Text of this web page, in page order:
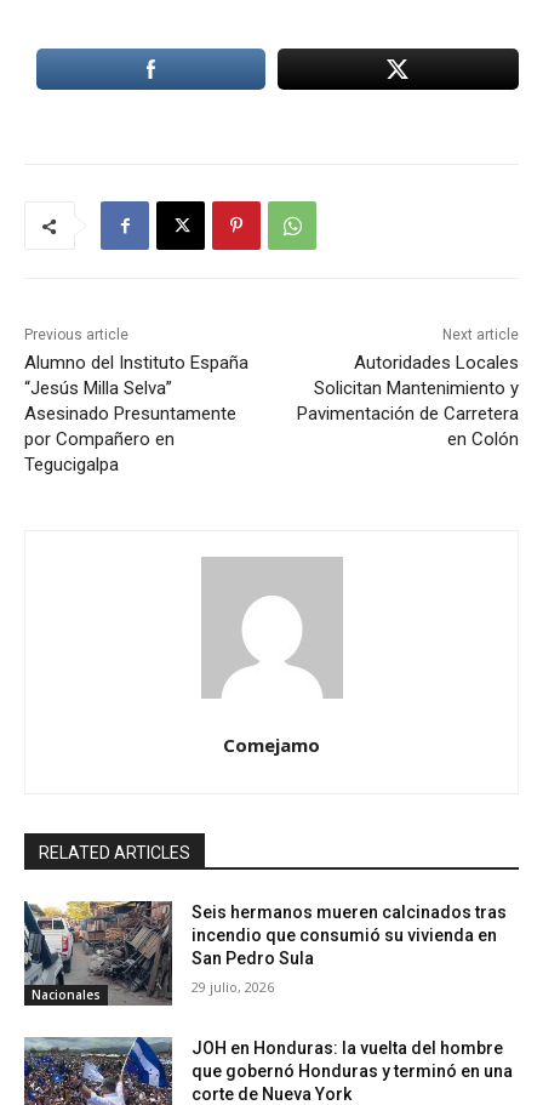
Previous article
Alumno del Instituto España
“Jesús Milla Selva”
Asesinado Presuntamente
por Compañero en
Tegucigalpa
Next article
Autoridades Locales
Solicitan Mantenimiento y
Pavimentación de Carretera
en Colón
Comejamo
RELATED ARTICLES
Nacionales
Seis hermanos mueren calcinados tras
incendio que consumió su vivienda en
San Pedro Sula
29 julio, 2026
JOH en Honduras: la vuelta del hombre
que gobernó Honduras y terminó en una
corte de Nueva York